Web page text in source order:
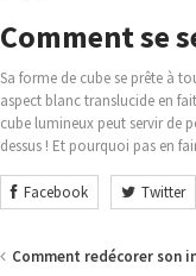
Comment se
Sa forme de cube se prête à
aspect blanc translucide en
cube lumineux peut servir de
dessus ! Et pourquoi pas en
Facebook Twitter
Comment redécorer son